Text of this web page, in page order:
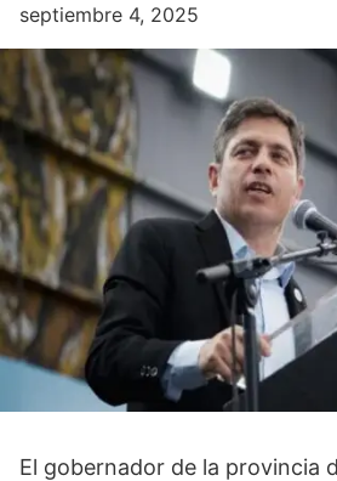
septiembre 4, 2025
El gobernador de la provincia